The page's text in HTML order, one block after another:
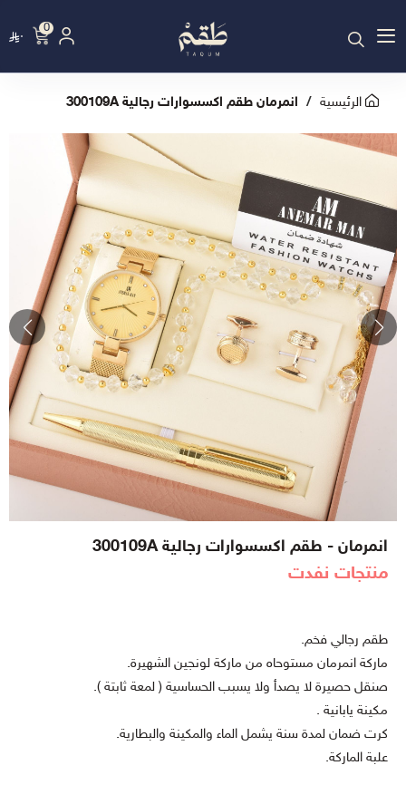
0 ٠
الرئيسية انمرمان طقم اكسسوارات رجالية 300109A
انمرمان - طقم اكسسوارات رجالية 300109A
منتجات نفدت
طقم رجالي فخم.
ماركة انمرمان مستوحاه من ماركة لونجين الشهيرة.
صنقل حصيرة لا يصدأ ولا يسبب الحساسية ( لمعة ثابتة ).
مكينة يابانية .
كرت ضمان لمدة سنة يشمل الماء والمكينة والبطارية.
علبة الماركة.